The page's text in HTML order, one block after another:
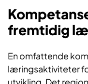
fremtidig
En omfattende
læringsaktiviteter
utvikling. Det